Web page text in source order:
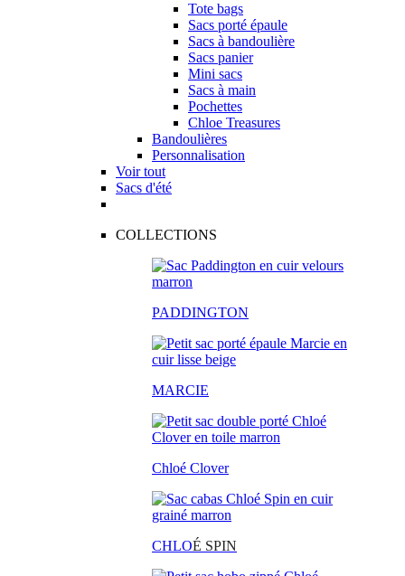
Tote bags
Sacs porté épaule
Sacs à bandoulière
Sacs panier
Mini sacs
Sacs à main
Pochettes
Chloe Treasures
Bandoulières
Personnalisation
Voir tout
Sacs d'été
COLLECTIONS
PADDINGTON
MARCIE
Chloé Clover
CHLOÉ SPIN